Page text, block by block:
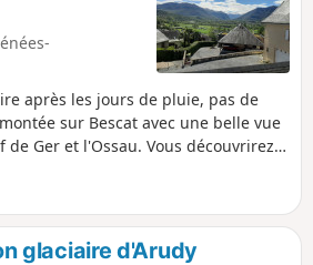
après les jours de pluie, pas de
sur Bescat avec une belle vue
Ger et l'Ossau. Vous découvrirez
glaciaire d'Arudy